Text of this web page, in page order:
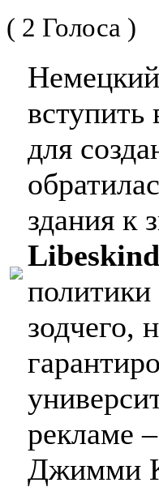
( 2 Голоса )
Немецкий
для
здания к
Libeskind
зодчего,
рекламе
Джимми